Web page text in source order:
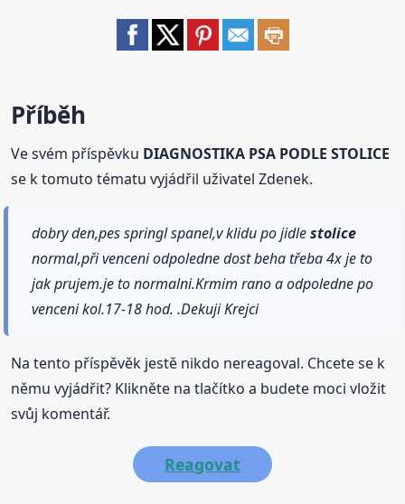
Příběh
Ve svém příspěvku DIAGNOSTIKA PSA PODLE STOLICE
se k tomuto tématu vyjádřil uživatel Zdenek.
dobry den,pes springl spanel,v klidu po jidlestolice
normal,při venceni odpoledne dost beha třeba 4x je to
jak prujem.je to normalni.Krmim rano a odpoledne po
venceni kol.17-18 hod. .Dekuji Krejci
Na tento příspěvěk jestě nikdo nereagoval. Chcete se k
němu vyjádřit? Klikněte na tlačítko a budete moci vložit
svůj komentář.
Reagovat